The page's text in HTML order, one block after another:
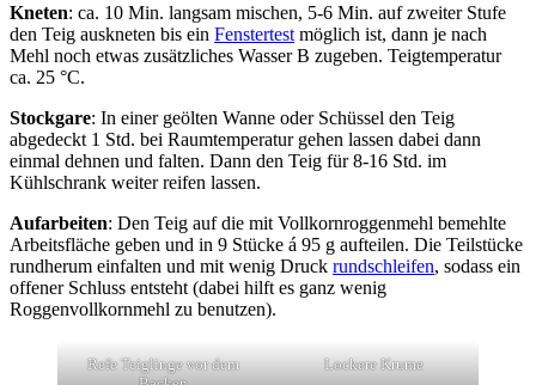
Kneten: ca. 10 Min. langsam mischen, 5-6 Min. auf zweiter Stufe
den Teig auskneten bis ein Fenstertest möglich ist, dann je nach
Mehl noch etwas zusätzliches Wasser B zugeben. Teigtemperatur
ca. 25 °C.
Stockgare: In einer geölten Wanne oder Schüssel den Teig
abgedeckt 1 Std. bei Raumtemperatur gehen lassen dabei dann
einmal dehnen und falten. Dann den Teig für 8-16 Std. im
Kühlschrank weiter reifen lassen.
Aufarbeiten: Den Teig auf die mit Vollkornroggenmehl bemehlte
Arbeitsfläche geben und in 9 Stücke á 95 g aufteilen. Die Teilstücke
rundherum einfalten und mit wenig Druck rundschleifen, sodass ein
offener Schluss entsteht (dabei hilft es ganz wenig
Roggenvollkornmehl zu benutzen).
Refe Teiglinge vor dem
Lockere Krume